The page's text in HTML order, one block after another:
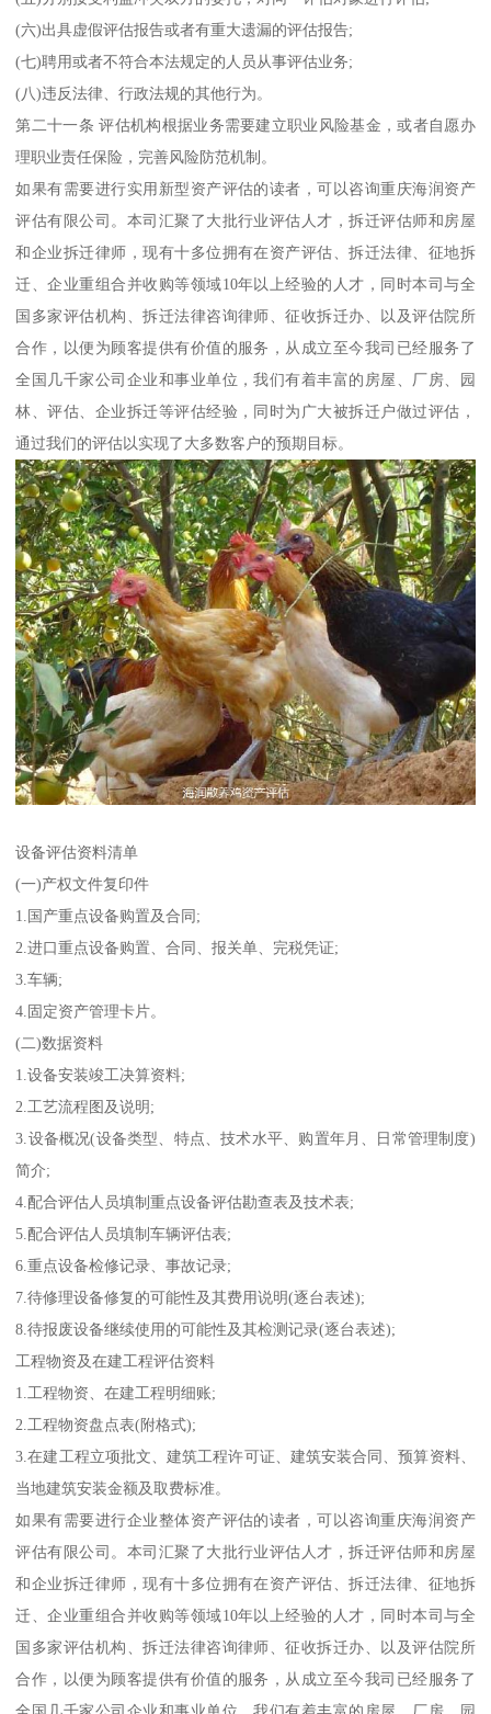
(六)出具虚假评估报告或者有重大遗漏的评估报告;
(七)聘用或者不符合本法规定的人员从事评估业务;
(八)违反法律、行政法规的其他行为。
第二十一条 评估机构根据业务需要建立职业风险基金，或者自愿办
理职业责任保险，完善风险防范机制。
如果有需要进行实用新型资产评估的读者，可以咨询重庆海润资产
评估有限公司。本司汇聚了大批行业评估人才，拆迁评估师和房屋
和企业拆迁律师，现有十多位拥有在资产评估、拆迁法律、征地拆
迁、企业重组合并收购等领域10年以上经验的人才，同时本司与全
国多家评估机构、拆迁法律咨询律师、征收拆迁办、以及评估院所
合作，以便为顾客提供有价值的服务，从成立至今我司已经服务了
全国几千家公司企业和事业单位，我们有着丰富的房屋、厂房、园
林、评估、企业拆迁等评估经验，同时为广大被拆迁户做过评估，
通过我们的评估以实现了大多数客户的预期目标。
设备评估资料清单
(一)产权文件复印件
1.国产重点设备购置及合同;
2.进口重点设备购置、合同、报关单、完税凭证;
3.车辆;
4.固定资产管理卡片。
(二)数据资料
1.设备安装竣工决算资料;
2.工艺流程图及说明;
3.设备概况(设备类型、特点、技术水平、购置年月、日常管理制度)
简介;
4.配合评估人员填制重点设备评估勘查表及技术表;
5.配合评估人员填制车辆评估表;
6.重点设备检修记录、事故记录;
7.待修理设备修复的可能性及其费用说明(逐台表述);
8.待报废设备继续使用的可能性及其检测记录(逐台表述);
工程物资及在建工程评估资料
1.工程物资、在建工程明细账;
2.工程物资盘点表(附格式);
3.在建工程立项批文、建筑工程许可证、建筑安装合同、预算资料、
当地建筑安装金额及取费标准。
如果有需要进行企业整体资产评估的读者，可以咨询重庆海润资产
评估有限公司。本司汇聚了大批行业评估人才，拆迁评估师和房屋
和企业拆迁律师，现有十多位拥有在资产评估、拆迁法律、征地拆
迁、企业重组合并收购等领域10年以上经验的人才，同时本司与全
国多家评估机构、拆迁法律咨询律师、征收拆迁办、以及评估院所
合作，以便为顾客提供有价值的服务，从成立至今我司已经服务了